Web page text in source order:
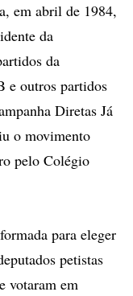
em abril de 1984,
da
da
e outros partidos
Diretas Já
o movimento
pelo Colégio
para eleger
petistas
votaram em